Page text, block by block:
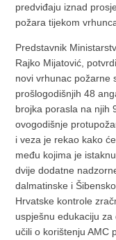
predviđaju iznad
požara tijekom
Predstavnik
Rajko Mijatović,
novi vrhunac požarne
prošlogodišnjih 48
brojka porasla na njih
ovogodišnje
i veza je rekao kako
među kojima je
dvije dodatne
dalmatinske i
Hrvatske kontrole
uspješnu edukaciju
učili o korištenju AMC